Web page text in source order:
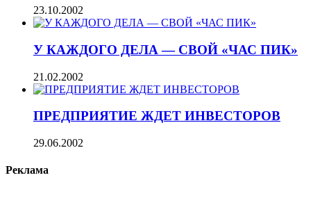
23.10.2002
У КАЖДОГО ДЕЛА — СВОЙ «ЧАС ПИК»
21.02.2002
ПРЕДПРИЯТИЕ ЖДЕТ ИНВЕСТОРОВ
29.06.2002
Реклама